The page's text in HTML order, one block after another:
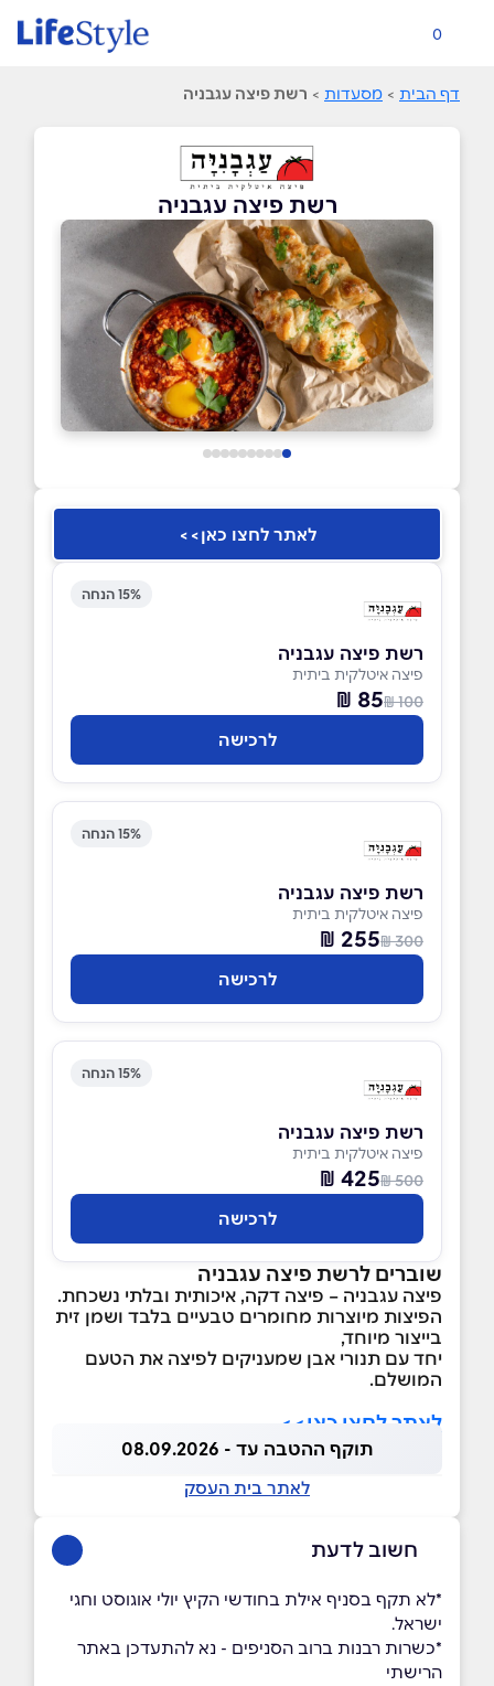
0
דף הבית > מסעדות > רשת פיצה עגבניה
רשת פיצה עגבניה
לאתר לחצו כאן>>
15% הנחה
רשת פיצה עגבניה
פיצה איטלקית ביתית
100 ₪
85 ₪
לרכישה
15% הנחה
רשת פיצה עגבניה
פיצה איטלקית ביתית
300 ₪
255 ₪
לרכישה
15% הנחה
רשת פיצה עגבניה
פיצה איטלקית ביתית
500 ₪
425 ₪
לרכישה
שוברים לרשת פיצה עגבניה
פיצה עגבניה – פיצה דקה, איכותית ובלתי נשכחת.
הפיצות מיוצרות מחומרים טבעיים בלבד ושמן זית
בייצור מיוחד,
יחד עם תנורי אבן שמעניקים לפיצה את הטעם
המושלם.
לאתר לחצו כאן>>
תוקף ההטבה עד - 08.09.2026
לאתר בית העסק
חשוב לדעת
*לא תקף בסניף אילת בחודשי הקיץ יולי אוגוסט וחגי
ישראל.
*כשרות רבנות ברוב הסניפים - נא להתעדכן באתר
הרישתי